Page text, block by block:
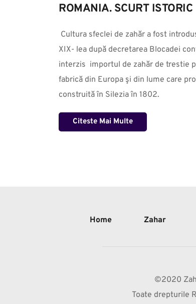
ROMANIA. SCURT ISTORIC
XIX- lea după decretarea Blocadei
interzis  importul de zahăr de trestie
fabrică din Europa şi din lume care
construită în Silezia în 1802.
Citeste Mai Multe
Home Zahar
©2020
Toate drepturile